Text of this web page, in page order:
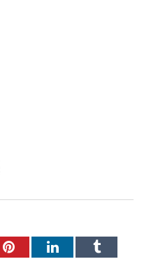
PinterestLinkedInTumblr